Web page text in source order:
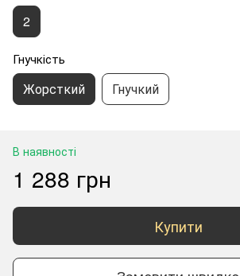
2
Гнучкість
Жорсткий Гнучкий
В наявності
1 288 грн
Купити